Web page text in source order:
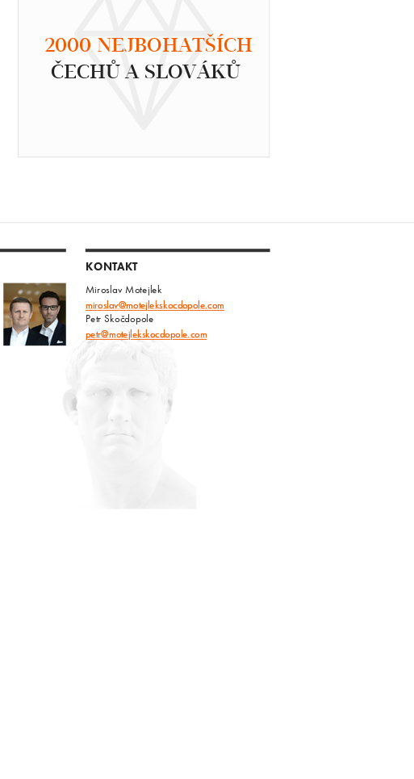
2000 NEJBOHATŠÍCH
ČECHŮ A SLOVÁKŮ
KONTAKT
Miroslav Motejlek
miroslav@motejlekskocdopole.com
Petr Skočdopole
petr@motejlekskocdopole.com